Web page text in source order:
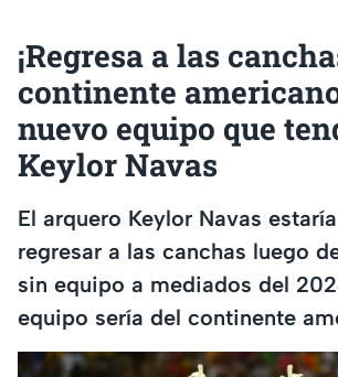
¡Regresa a las
continente
nuevo equipo que
Keylor Navas
El arquero Keylor Navas
regresar a las canchas luego
sin equipo a mediados del
equipo sería del continente